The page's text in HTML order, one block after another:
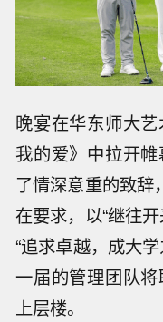
晚宴在华东师大
我的爱》中拉开
了情深意重的致辞
在要求，以“继往
“追求卓越，成大
一届的管理团队
上层楼。